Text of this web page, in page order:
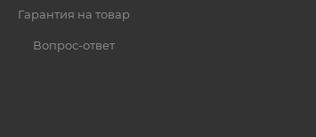
Гарантия на товар
Вопрос-ответ